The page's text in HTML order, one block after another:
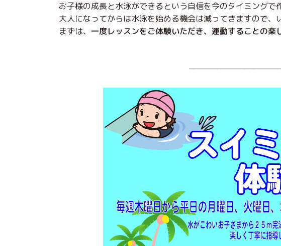
お子様の成長と水泳ができるという自信を今のタイミングで
大人になってからは水泳を始める機会は減ってきますので、
‎まずは、‎ 一度レッスンをご体験いただき、運動することの楽